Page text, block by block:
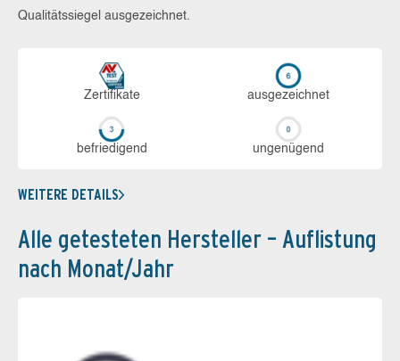
Qualitätssiegel ausgezeichnet.
Zerti­fikate aus­ge­zeich­net
be­frie­di­gend un­ge­nü­gend
WEITERE DETAILS
Alle getesteten Hersteller – Auflistung
nach Monat/Jahr